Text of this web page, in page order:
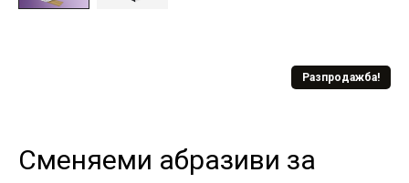
Разпродажба!
Сменяеми абразиви за